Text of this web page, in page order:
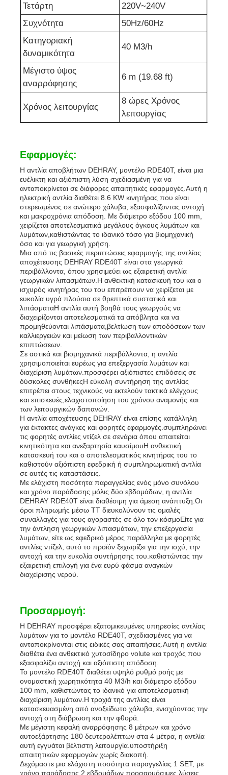
Τετάρτη
220V~240V
Συχνότητα
50Hz/60Hz
Κατηγοριακή
δυναμικότητα
40 M3/h
Μέγιστο ύψος
αναρρόφησης
6 m (19.68 ft)
Χρόνος λειτουργίας
8 ώρες Χρόνος
λειτουργίας
Εφαρμογές:
Η αντλία αποβλήτων DEHRAY, μοντέλο RDE40T, είναι μια
ευέλικτη και αξιόπιστη λύση σχεδιασμένη για να
ανταποκρίνεται σε διάφορες απαιτητικές εφαρμογές.Αυτή η
ηλεκτρική αντλία διαθέτει 8.6 KW κινητήρας που είναι
στερεωμένος σε ανώτερο χάλυβα, εξασφαλίζοντας αντοχή
και μακροχρόνια απόδοση. Με διάμετρο εξόδου 100 mm,
χειρίζεται αποτελεσματικά μεγάλους όγκους λυμάτων και
λυμάτων,καθιστώντας το ιδανικό τόσο για βιομηχανική
όσο και για γεωργική χρήση.
Μια από τις βασικές περιπτώσεις εφαρμογής της αντλίας
αποχέτευσης DEHRAY RDE40T είναι στα γεωργικά
περιβάλλοντα, όπου χρησιμεύει ως εξαιρετική αντλία
γεωργικών λιπασμάτων.Η ανθεκτική κατασκευή του και ο
ισχυρός κινητήρας του του επιτρέπουν να χειρίζεται με
ευκολία υγρά πλούσια σε θρεπτικά συστατικά και
λιπάσματαΗ αντλία αυτή βοηθά τους γεωργούς να
διαχειρίζονται αποτελεσματικά τα απόβλητα και να
προμηθεύονται λιπάσματα,βελτίωση των αποδόσεων των
καλλιεργειών και μείωση των περιβαλλοντικών
επιπτώσεων.
Σε αστικά και βιομηχανικά περιβάλλοντα, η αντλία
χρησιμοποιείται ευρέως για επεξεργασία λυμάτων και
διαχείριση λυμάτων.προσφέρει αξιόπιστες επιδόσεις σε
δύσκολες συνθήκεςΗ εύκολη συντήρηση της αντλίας
επιτρέπει στους τεχνικούς να εκτελούν τακτικά ελέγχους
και επισκευές,ελαχιστοποίηση του χρόνου αναμονής και
των λειτουργικών δαπανών.
Η αντλία αποχέτευσης DEHRAY είναι επίσης κατάλληλη
για έκτακτες ανάγκες και φορητές εφαρμογές.συμπληρώνει
τις φορητές αντλίες ντίζελ σε σενάρια όπου απαιτείται
κινητικότητα και ανεξαρτησία καυσίμουΗ ανθεκτική
κατασκευή του και ο αποτελεσματικός κινητήρας του το
καθιστούν αξιόπιστη εφεδρική ή συμπληρωματική αντλία
σε αυτές τις καταστάσεις.
Με ελάχιστη ποσότητα παραγγελίας ενός μόνο συνόλου
και χρόνο παράδοσης μόλις δύο εβδομάδων, η αντλία
DEHRAY RDE40T είναι διαθέσιμη για άμεση ανάπτυξη.Οι
όροι πληρωμής μέσω TT διευκολύνουν τις ομαλές
συναλλαγές για τους αγοραστές σε όλο τον κόσμοΕίτε για
την άντληση γεωργικών λιπασμάτων, την επεξεργασία
λυμάτων, είτε ως εφεδρικό μέρος παράλληλα με φορητές
αντλίες ντίζελ, αυτό το προϊόν ξεχωρίζει για την ισχύ, την
αντοχή και την ευκολία συντήρησης του.καθιστώντας την
εξαιρετική επιλογή για ένα ευρύ φάσμα αναγκών
διαχείρισης νερού.
Προσαρμογή:
Η DEHRAY προσφέρει εξατομικευμένες υπηρεσίες αντλίας
λυμάτων για το μοντέλο RDE40T, σχεδιασμένες για να
ανταποκρίνονται στις ειδικές σας απαιτήσεις.Αυτή η αντλία
διαθέτει ένα ανθεκτικό χυτοσίδηρο volute και τροχός που
εξασφαλίζει αντοχή και αξιόπιστη απόδοση.
Το μοντέλο RDE40T διαθέτει υψηλό ρυθμό ροής με
ονομαστική χωρητικότητα 40 M3/h και διάμετρο εξόδου
100 mm, καθιστώντας το ιδανικό για αποτελεσματική
διαχείριση λυμάτων.Η τροχιά της αντλίας είναι
κατασκευασμένη από ανοξείδωτο χάλυβα, ενισχύοντας την
αντοχή στη διάβρωση και την φθορά.
Με μέγιστη κεφαλή αναρρόφησης 8 μέτρων και χρόνο
αυτοεξάρτησης 180 δευτερολέπτων στα 4 μέτρα, η αντλία
αυτή εγγυάται βέλτιστη λειτουργία.υποστήριξη
απαιτητικών εφαρμογών χωρίς διακοπή.
Δεχόμαστε μια ελάχιστη ποσότητα παραγγελίας 1 SET, με
χρόνο παράδοσης 2 εβδομάδων.προσαρμόσιμες λύσεις